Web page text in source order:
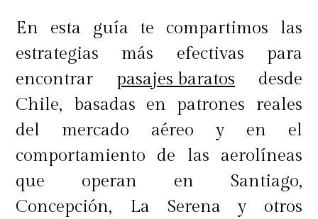
Por último, el periodista señala la
ruta Miami Orlando comoinfalible
para ir con niñosde entre 10 a 15
años y adultos solos también, ya que
"pueden disfrutar de la playa y el
En esta guía te compartimos las
estrategias más efectivas para
encontrar pasajes baratos desde
Chile, basadas en patrones reales
del mercado aéreo y en el
comportamiento de las aerolíneas
que operan en Santiago,
Concepción, La Serena y otros